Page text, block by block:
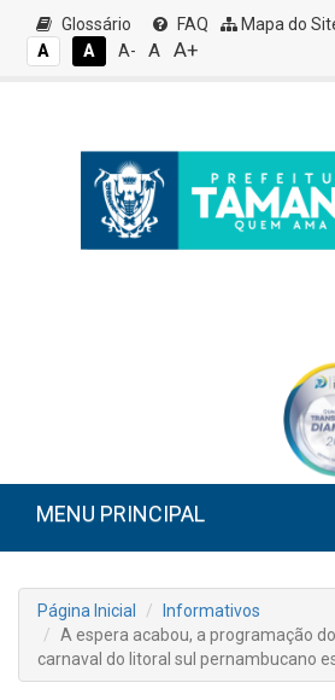
Glossário FAQ Mapa do
A
A A- A A+
MENU PRINCIPAL
Página Inicial
Informativos
A espera acabou, a programação
carnaval do litoral sul pernambucano